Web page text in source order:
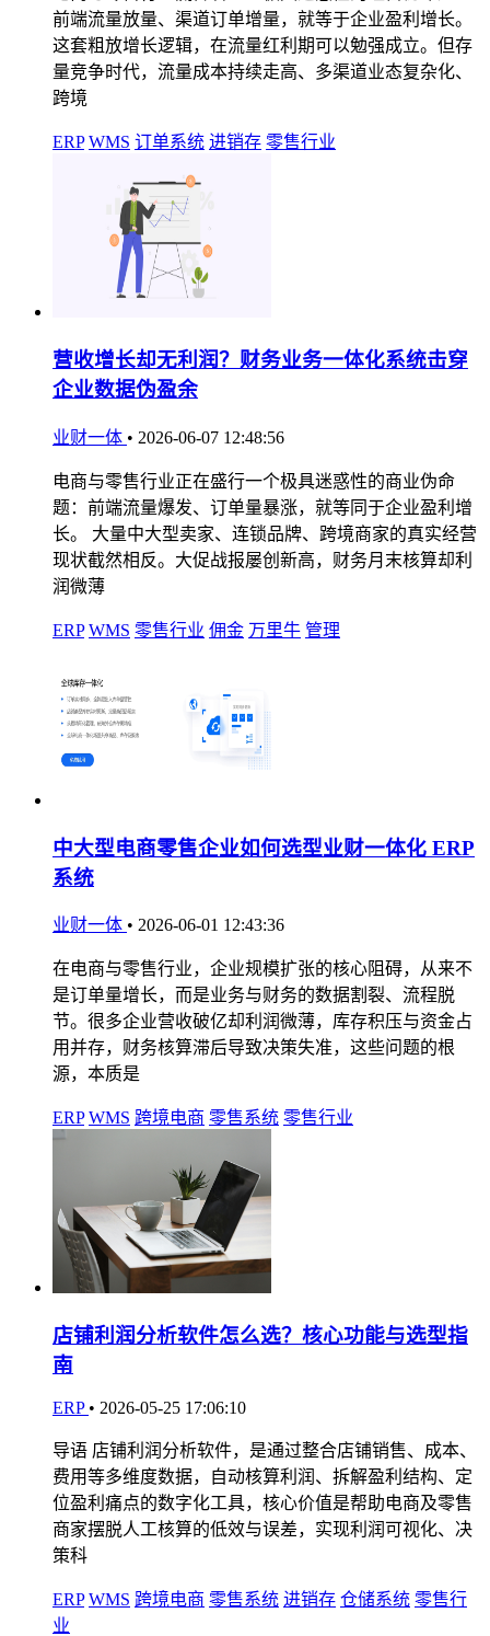
前端流量放量、渠道订单增量，就等于企业盈利增长。
这套粗放增长逻辑，在流量红利期可以勉强成立。但存
量竞争时代，流量成本持续走高、多渠道业态复杂化、
跨境
ERP WMS 订单系统 进销存 零售行业
营收增长却无利润？财务业务一体化系统击穿
企业数据伪盈余
业财一体 • 2026-06-07 12:48:56
电商与零售行业正在盛行一个极具迷惑性的商业伪命
题：前端流量爆发、订单量暴涨，就等同于企业盈利增
长。 大量中大型卖家、连锁品牌、跨境商家的真实经营
现状截然相反。大促战报屡创新高，财务月末核算却利
润微薄
ERP WMS 零售行业 佣金 万里牛 管理
中大型电商零售企业如何选型业财一体化 ERP
系统
业财一体 • 2026-06-01 12:43:36
在电商与零售行业，企业规模扩张的核心阻碍，从来不
是订单量增长，而是业务与财务的数据割裂、流程脱
节。很多企业营收破亿却利润微薄，库存积压与资金占
用并存，财务核算滞后导致决策失准，这些问题的根
源，本质是
ERP WMS 跨境电商 零售系统 零售行业
店铺利润分析软件怎么选？核心功能与选型指
南
ERP • 2026-05-25 17:06:10
导语 店铺利润分析软件，是通过整合店铺销售、成本、
费用等多维度数据，自动核算利润、拆解盈利结构、定
位盈利痛点的数字化工具，核心价值是帮助电商及零售
商家摆脱人工核算的低效与误差，实现利润可视化、决
策科
ERP WMS 跨境电商 零售系统 进销存 仓储系统 零售行
业